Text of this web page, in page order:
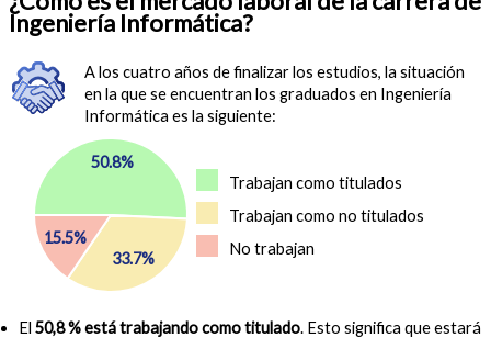
Ingeniería Informática?
A los cuatro años de finalizar los estudios, la situación
en la que se encuentran los graduados en Ingeniería
Informática es la siguiente:
Trabajan como titulados
Trabajan como no titulados
No trabajan
50.8%
33.7%
15.5%
El 50,8 % está trabajando como titulado. Esto significa que estará